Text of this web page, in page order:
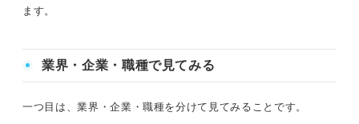
ます。
業界・企業・職種で見てみる
一つ目は、業界・企業・職種を分けて見てみることです。